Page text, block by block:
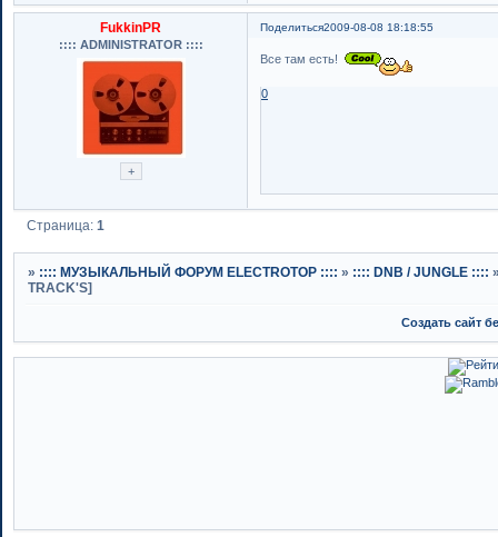
Поделиться2009-08-08 18:18:55
FukkinPR
:::: ADMINISTRATOR ::::
Все там есть!
0
Страница:1
» :::: МУЗЫКАЛЬНЫЙ ФОРУМ ELECTROTOP :::: » :::: DNB / JUNGLE ::::
TRACK'S]
Создать сайт